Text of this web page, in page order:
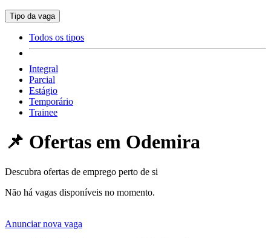
Tipo da vaga
Todos os tipos
Integral
Parcial
Estágio
Temporário
Trainee
📌 Ofertas em Odemira
Descubra ofertas de emprego perto de si
Não há vagas disponíveis no momento.
Anunciar nova vaga